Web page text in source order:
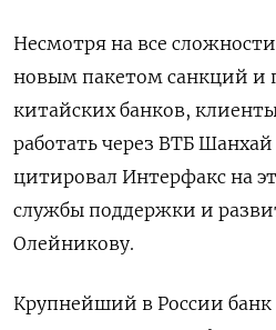
Несмотря на все
новым пакетом санкций и
китайских банков,
работать через ВТБ
цитировал Интерфакс на
службы поддержки и
Олейникову.
Крупнейший в России